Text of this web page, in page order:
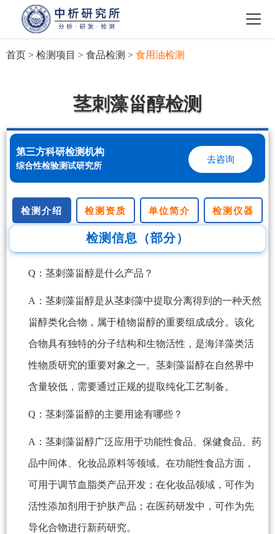
首页 > 检测项目 > 食品检测 > 食用油检测
茎刺藻甾醇检测
第三方科研检测机构
综合性检验测试研究所
去咨询
检测介绍 检测资质 单位简介 检测仪器
检测信息（部分）
Q：茎刺藻甾醇是什么产品？
A：茎刺藻甾醇是从茎刺藻中提取分离得到的一种天然
甾醇类化合物，属于植物甾醇的重要组成成分。该化
合物具有独特的分子结构和生物活性，是海洋藻类活
性物质研究的重要对象之一。茎刺藻甾醇在自然界中
含量较低，需要通过正规的提取纯化工艺制备。
Q：茎刺藻甾醇的主要用途有哪些？
A：茎刺藻甾醇广泛应用于功能性食品、保健食品、药
品中间体、化妆品原料等领域。在功能性食品方面，
可用于调节血脂类产品开发；在化妆品领域，可作为
活性添加剂用于护肤产品；在医药研发中，可作为先
导化合物进行新药研究。